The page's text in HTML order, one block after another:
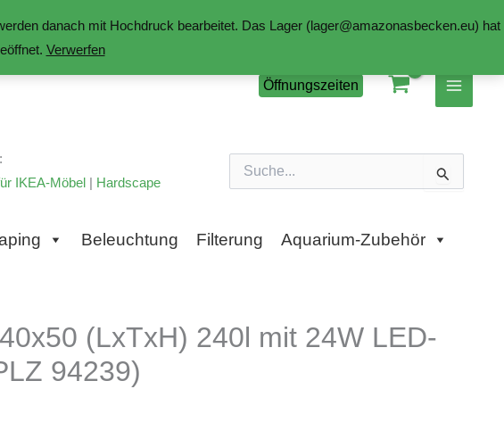
danach mit Hochdruck bearbeitet. Das Lager (lager@amazonasbecken.eu) hat
Verwerfen
Öffnungszeiten
IKEA-Möbel | Hardscape
nach:
Beleuchtung Filterung
Aquarium-Zubehör
(LxTxH) 240l mit 24W LED-
94239)